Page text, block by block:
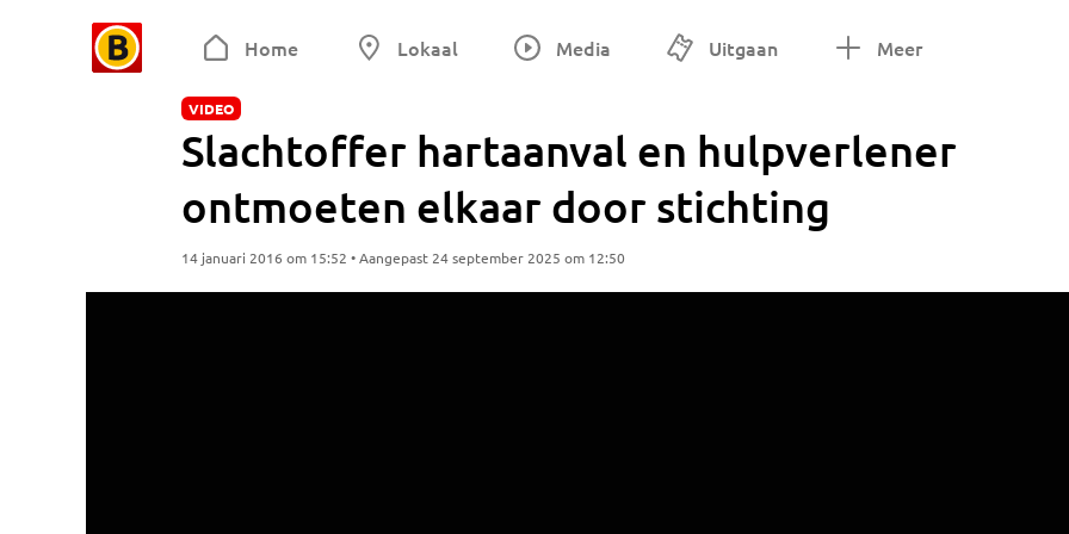
Home Lokaal Media Uitgaan Meer
VIDEO
Slachtoffer hartaanval en hulpverlener
ontmoeten elkaar door stichting
14 januari 2016 om 15:52 • Aangepast 24 september 2025 om 12:50